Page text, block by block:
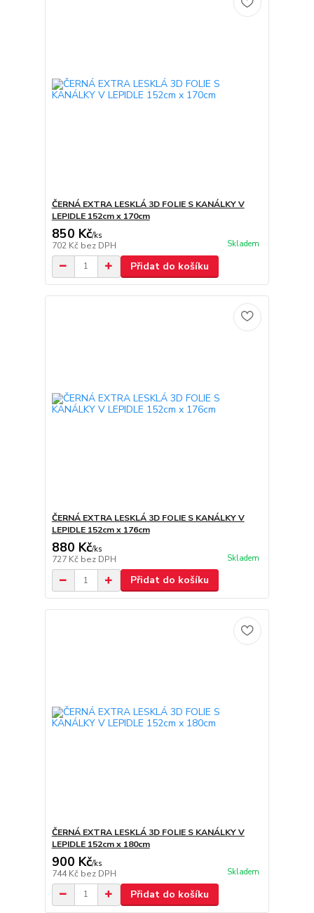
ČERNÁ EXTRA LESKLÁ 3D FOLIE S KANÁLKY V
LEPIDLE 152cm x 170cm
850 Kč/ks
702 Kč bez DPH Skladem
Přidat do košíku
ČERNÁ EXTRA LESKLÁ 3D FOLIE S KANÁLKY V
LEPIDLE 152cm x 176cm
880 Kč/ks
727 Kč bez DPH Skladem
Přidat do košíku
ČERNÁ EXTRA LESKLÁ 3D FOLIE S KANÁLKY V
LEPIDLE 152cm x 180cm
900 Kč/ks
744 Kč bez DPH Skladem
Přidat do košíku